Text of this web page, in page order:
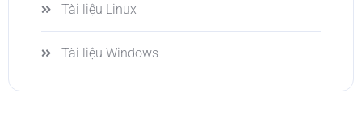
Tài liệu Linux
Tài liệu Windows